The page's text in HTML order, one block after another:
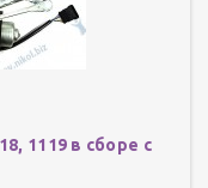
1119 в сборе с